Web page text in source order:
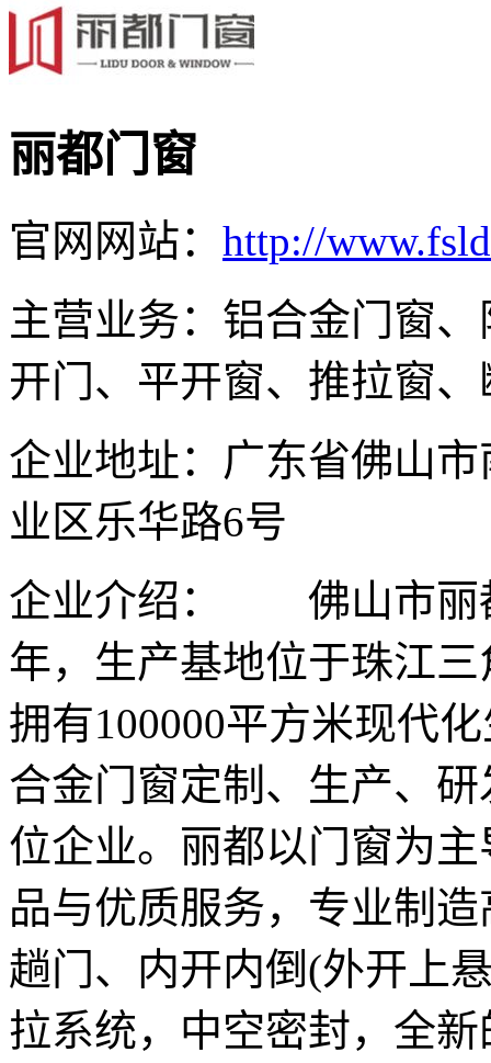
丽都门窗
官网网站： http://
主营业务：铝合金门窗
开门、平开窗、推拉窗
企业地址：广东省佛山
业区乐华路6号
企业介绍： 佛山市丽
年，生产基地位于珠江
拥有100000平方米现代
合金门窗定制、生产、
位企业。丽都以门窗为
品与优质服务，专业制
趟门、内开内倒(外开上
拉系统，中空密封，全